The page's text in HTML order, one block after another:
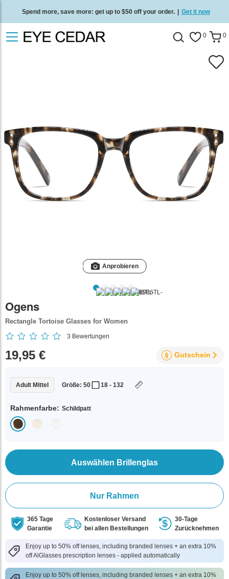
Spend more, save more: get up to $50 off your order. | Get it now
Free standard delivery on all orders Shop now 0 0
Anprobieren
Ogens
Rectangle Tortoise Glasses for Women
3 Bewertungen
19,95 € Gutschein
Adult Mittel Größe: 50 18 - 132
Rahmenfarbe: Schildpatt
Auswählen Brillenglas
Nur Rahmen
365 Tage
Garantie
Kostenloser Versand
bei allen Bestellungen
30-Tage
Zurücknehmen
Enjoy up to 50% off lenses, including branded lenses + an extra 10%
off AlGlasses prescription lenses - applied automatically
Enjoy up to 50% off lenses, including branded lenses + an extra 10%